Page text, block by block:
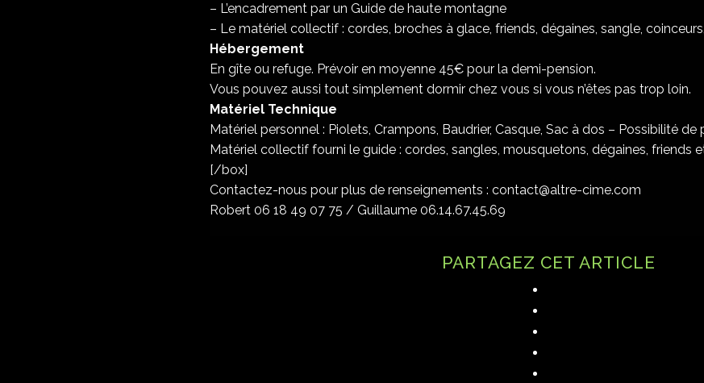
– L’encadrement par un Guide de haute montagne
– Le matériel collectif : cordes, broches à glace, friends, dégaines, sangle,
Hébergement
En gîte ou refuge. Prévoir en moyenne 45€ pour la demi-pension.
Vous pouvez aussi tout simplement dormir chez vous si vous n’êtes pas trop loin.
Matériel Technique
Matériel personnel : Piolets, Crampons, Baudrier, Casque, Sac à dos – Possibilité
Matériel collectif fourni le guide : cordes, sangles, mousquetons, dégaines, friends
[/box]
Contactez-nous pour plus de renseignements : contact@altre-cime.com
Robert 06 18 49 07 75 / Guillaume 06.14.67.45.69
PARTAGEZ CET ARTICLE